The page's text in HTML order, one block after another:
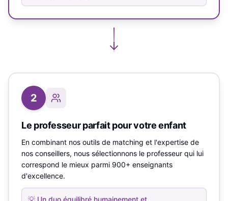
2
Le professeur parfait pour votre enfant
En combinant nos outils de matching et l'expertise de
nos conseillers, nous sélectionnons le professeur qui lui
correspond le mieux parmi 900+ enseignants
d'excellence.
💡 Un duo équilibré humainement et